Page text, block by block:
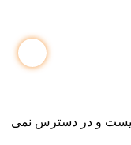
نیست و در دسترس نمی